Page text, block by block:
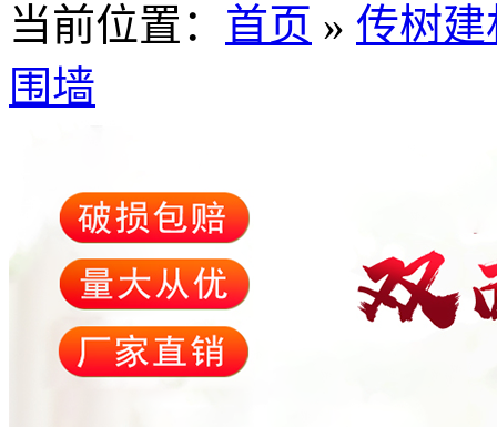
当前位置： 首页 » 传树
围墙